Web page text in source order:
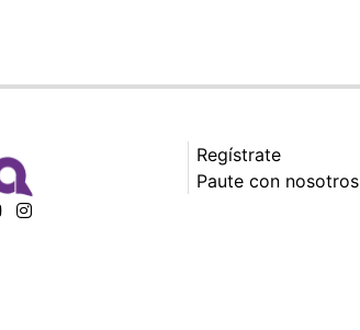
Regístrate
Paute con nosotros